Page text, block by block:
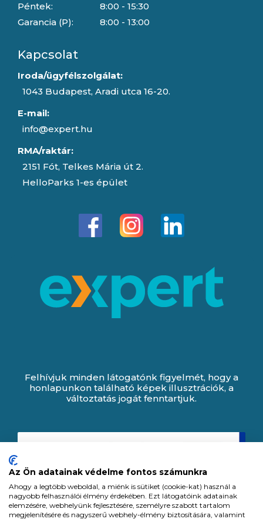
Péntek:
Garancia (P):
8:00 - 15:30
8:00 - 13:00
Kapcsolat
Iroda/ügyfélszolgálat:
1043 Budapest, Aradi utca 16-20.
E-mail:
info@expert.hu
RMA/raktár:
2151 Fót, Telkes Mária út 2.
HelloParks 1-es épület
Felhívjuk minden látogatónk figyelmét, hogy a
honlapunkon található képek illusztrációk, a
változtatás jogát fenntartjuk.
Az Ön adatainak védelme fontos számunkra
Ahogy a legtöbb weboldal, a miénk is sütiket (cookie-kat) használ a
nagyobb felhasználói élmény érdekében. Ezt látogatóink adatainak
elemzésére, webhelyünk fejlesztésére, személyre szabott tartalom
megjelenítésére és nagyszerű webhely-élmény biztosítására, valamint